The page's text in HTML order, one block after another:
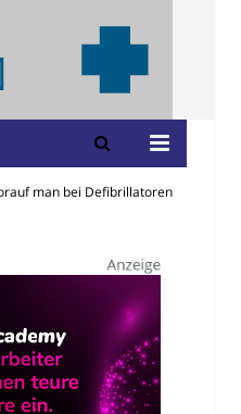
man bei Defibrillatoren